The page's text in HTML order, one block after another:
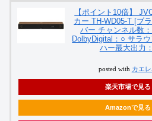
【ポイント10倍】
カー TH-WD05-T [ブ
バー チャンネル数
DolbyDigital：○ サラ
ハー最大出力
posted with カエ
楽天市場で見る
Amazonで見る